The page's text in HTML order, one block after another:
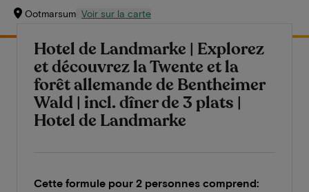
Ootmarsum Voir sur la carte
Hotel de Landmarke | Explorez
et découvrez la Twente et la
forêt allemande de Bentheimer
Wald | incl. dîner de 3 plats |
Hotel de Landmarke
Cette formule pour 2 personnes comprend: